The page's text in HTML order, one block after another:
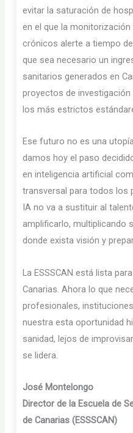
evitar la saturación de
en el que la
crónicos alerte a tiempo
que sea necesario un
sanitarios generados en
proyectos de
los más estrictos
Ese futuro no es una
damos hoy el paso
en inteligencia artificial
transversal para todos los
IA no va a sustituir al
amplificarlo, multiplicando
donde exista visión y
La ESSSCAN está lista
Canarias. Ahora lo que
profesionales,
nuestra esta oportunidad
sanidad, lejos de
se lidera.
José Montelongo
Director de la Escuela de
de Canarias (ESSSCAN)